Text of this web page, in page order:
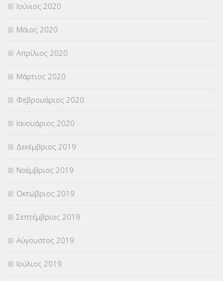
Ιούνιος 2020
Μάιος 2020
Απρίλιος 2020
Μάρτιος 2020
Φεβρουάριος 2020
Ιανουάριος 2020
Δεκέμβριος 2019
Νοέμβριος 2019
Οκτώβριος 2019
Σεπτέμβριος 2019
Αύγουστος 2019
Ιούλιος 2019